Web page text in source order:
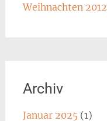
Weihnachten 2012
Archiv
Januar 2025(1)